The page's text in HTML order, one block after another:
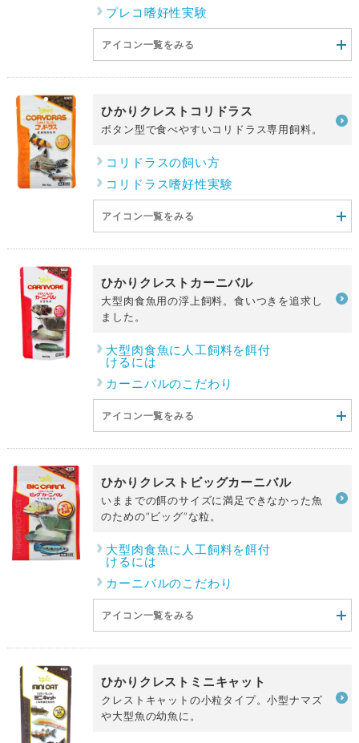
プレコ嗜好性実験
アイコン一覧をみる
ひかりクレストコリドラス
ボタン型で食べやすいコリドラス専用飼料。
コリドラスの飼い方
コリドラス嗜好性実験
アイコン一覧をみる
ひかりクレストカーニバル
大型肉食魚用の浮上飼料。食いつきを追求し
ました。
大型肉食魚に人工飼料を餌付
けるには
カーニバルのこだわり
アイコン一覧をみる
ひかりクレストビッグカーニバル
いままでの餌のサイズに満足できなかった魚
のための“ビッグ”な粒。
大型肉食魚に人工飼料を餌付
けるには
カーニバルのこだわり
アイコン一覧をみる
ひかりクレストミニキャット
クレストキャットの小粒タイプ。小型ナマズ
や大型魚の幼魚に。